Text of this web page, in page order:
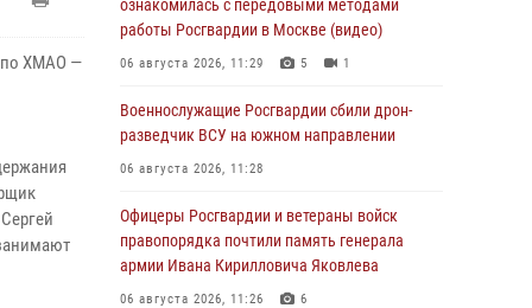
по ХМАО —
ознакомилась с передовыми методами
работы Росгвардии в Москве (видео)
06 августа 2026, 11:29 5 1
Военнослужащие Росгвардии сбили дрон-
разведчик ВСУ на южном направлении
06 августа 2026, 11:28
Офицеры Росгвардии и ветераны войск
правопорядка почтили память генерала
армии Ивана Кирилловича Яковлева
06 августа 2026, 11:26 6